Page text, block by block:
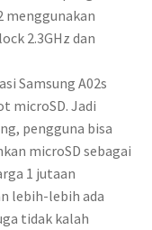
menggunakan
2.3GHz dan
Samsung A02s
microSD. Jadi
pengguna bisa
microSD sebagai
1 jutaan
lebih-lebih ada
tidak kalah